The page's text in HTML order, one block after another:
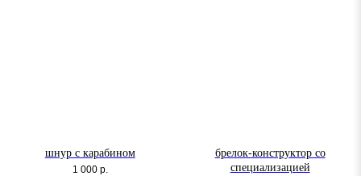
шнур с карабином
1 000 р.
брелок-конструктор со
специализацией